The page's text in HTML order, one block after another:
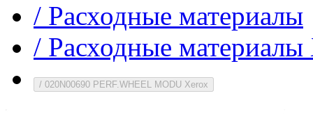
/ Расходные материалы
/ Расходные
/ 020N00690 PERF.WHEEL MODU Xerox